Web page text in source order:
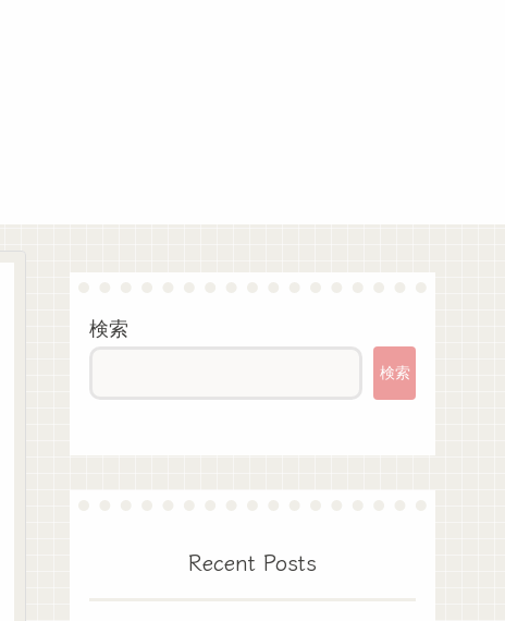
検索
検索
Recent Posts